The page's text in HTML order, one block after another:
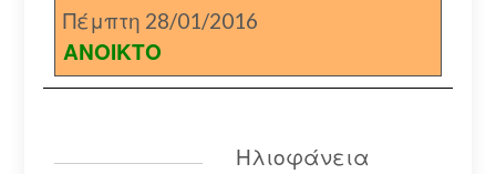
Πέμπτη 28/01/2016
ΑΝΟΙΚΤΟ
Ηλιοφάνεια